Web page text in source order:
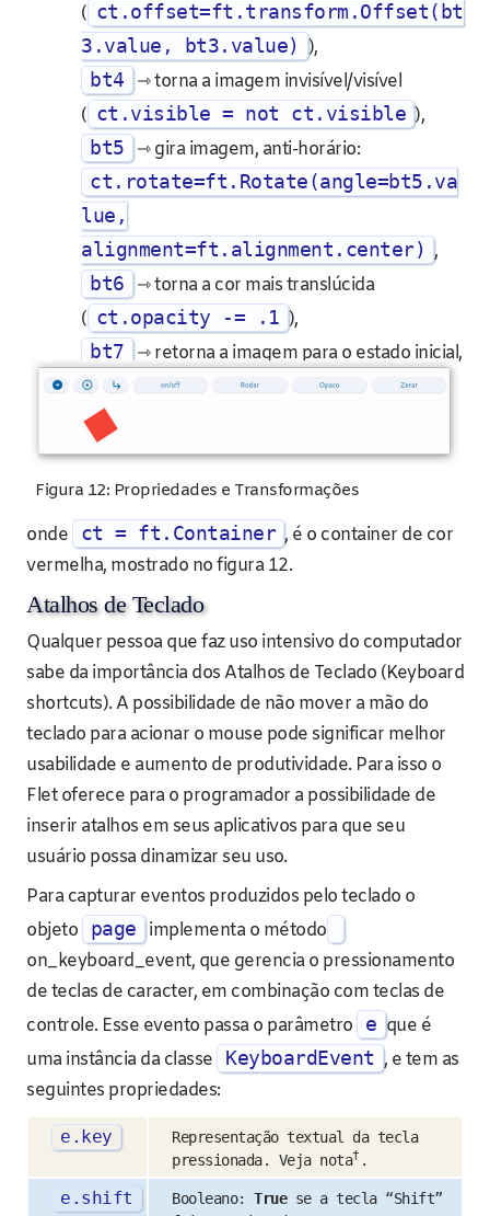
( ct.offset=ft.transform.Offset(bt
3.value, bt3.value)
),
bt4
⇾ torna a imagem invisível/visível
( ct.visible = not ct.visible ),
bt5 ⇾ gira imagem, anti-horário:
ct.rotate=ft.Rotate(angle=bt5.va
lue,
alignment=ft.alignment.center) ,
bt6
⇾ torna a cor mais translúcida
( ct.opacity -= .1 ),
bt7 ⇾ retorna a imagem para o estado inicial,
Figura 12: Propriedades e Transformações
onde ct = ft.Container , é o container de cor
vermelha, mostrado no figura 12.
Atalhos de Teclado
Qualquer pessoa que faz uso intensivo do computador
sabe da importância dos Atalhos de Teclado (Keyboard
shortcuts). A possibilidade de não mover a mão do
teclado para acionar o mouse pode significar melhor
usabilidade e aumento de produtividade. Para isso o
Flet oferece para o programador a possibilidade de
inserir atalhos em seus aplicativos para que seu
usuário possa dinamizar seu uso.
Para capturar eventos produzidos pelo teclado o
objeto
page
implementa o método
on_keyboard_event, que gerencia o pressionamento
de teclas de caracter, em combinação com teclas de
controle. Esse evento passa o parâmetro
e que é
uma instância da classe
KeyboardEvent , e tem as
seguintes propriedades:
e . key
Representação textual da tecla
pressionada. Veja nota† .
e . shift Booleano:Truese a tecla “Shift”